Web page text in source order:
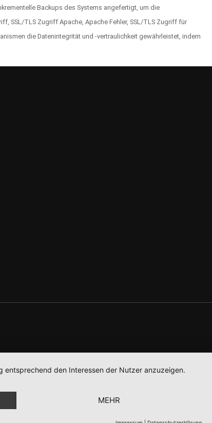
Backups des Systems angefertigt, um die
SSL/TLS Zugriff Apache, Apache Fehler, SSL/TLS Zugriff für
die Datenintegrität und -vertraulichkeit gewährleistet, indem
entsprechend den Interessen der Nutzer anzuzeigen.
MEHR